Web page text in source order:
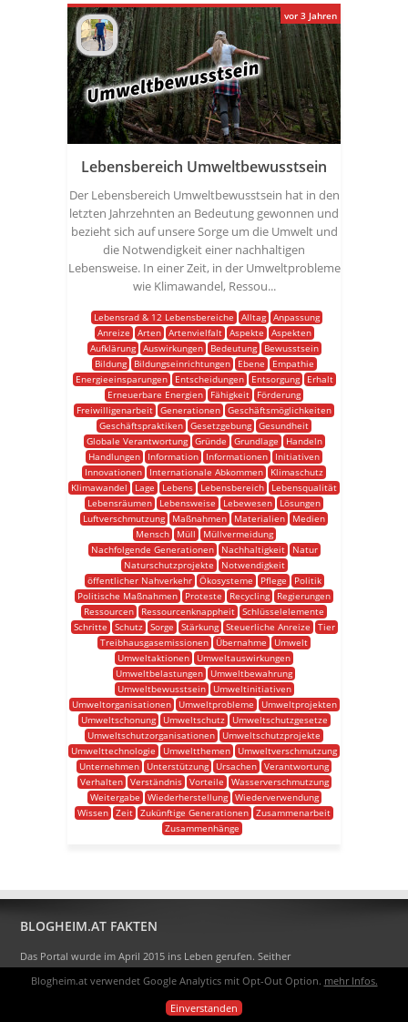
Lebensbereich Umweltbewusstsein
Der Lebensbereich Umweltbewusstsein hat in den
letzten Jahrzehnten an Bedeutung gewonnen und
bezieht sich auf unsere Sorge um die Umwelt und
die Notwendigkeit einer nachhaltigen
Lebensweise. In einer Zeit, in der Umweltprobleme
wie Klimawandel, Ressou...
Lebensrad & 12 Lebensbereiche Alltag
Anpassung
Anreize
Arten Artenvielfalt Aspekte
Aspekten
Aufklärung
Auswirkungen Bedeutung
Bewusstsein
Bildung
Bildungseinrichtungen Ebene
Empathie
Energieeinsparungen
Entscheidungen Entsorgung
Erhalt
Erneuerbare Energien
Fähigkeit
Förderung
Freiwilligenarbeit Generationen Geschäftsmöglichkeiten
Geschäftspraktiken Gesetzgebung Gesundheit
Globale Verantwortung
Gründe Grundlage
Handeln
Handlungen
Information Informationen
Initiativen
Innovationen
Internationale Abkommen
Klimaschutz
Klimawandel
Lage Lebens Lebensbereich
Lebensqualität
Lebensräumen
Lebensweise Lebewesen
Lösungen
Luftverschmutzung
Maßnahmen Materialien
Medien
Mensch
Müll
Müllvermeidung
Nachfolgende Generationen
Nachhaltigkeit
Natur
Naturschutzprojekte
Notwendigkeit
öffentlicher Nahverkehr
Ökosysteme Pflege
Politik
Politische Maßnahmen
Proteste Recycling
Regierungen
Ressourcen
Ressourcenknappheit Schlüsselelemente
Schritte
Schutz Sorge Stärkung Steuerliche Anreize
Tier
Treibhausgasemissionen
Übernahme
Umwelt
Umweltaktionen
Umweltauswirkungen
Umweltbelastungen
Umweltbewahrung
Umweltbewusstsein
Umweltinitiativen
Umweltorganisationen
Umweltprobleme
Umweltprojekten
Umweltschonung
Umweltschutz
Umweltschutzgesetze
Umweltschutzorganisationen
Umweltschutzprojekte
Umwelttechnologie
Umweltthemen
Umweltverschmutzung
Unternehmen
Unterstützung Ursachen Verantwortung
Verhalten
Verständnis Vorteile
Wasserverschmutzung
Weitergabe
Wiederherstellung
Wiederverwendung
Wissen Zeit Zukünftige Generationen Zusammenarbeit
Zusammenhänge
vor 3 Jahren
BLOGHEIM.AT FAKTEN
Das Portal wurde im April 2015 ins Leben gerufen. Seither
entwickelt.
Eigentlich heißt das Portal Blogheimat - doch alle sagen
Blogheim.at verwendet Google Analytics mit Opt-Out Option. mehr Infos.
Einverstanden